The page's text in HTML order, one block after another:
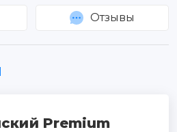
Отзывы
Premium